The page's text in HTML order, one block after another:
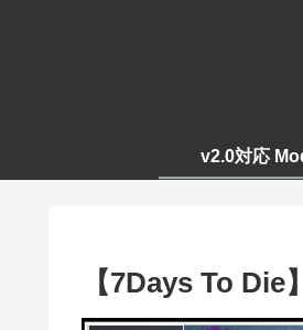
v2.0対応
【7Days To